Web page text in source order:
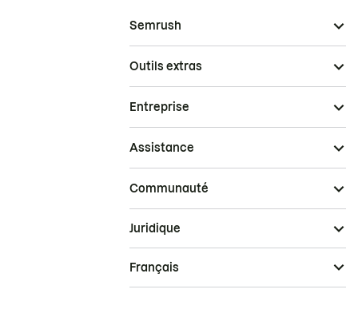
Semrush
Outils extras
Entreprise
Assistance
Communauté
Juridique
Français